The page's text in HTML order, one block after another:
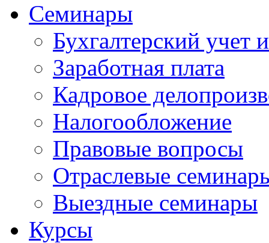
Семинары
Бухгалтерский учет
Заработная плата
Кадровое
Налогообложение
Правовые вопросы
Отраслевые
Выездные семинары
Курсы